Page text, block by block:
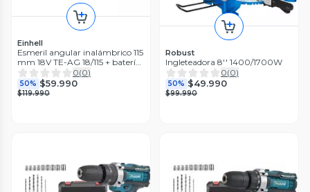
Einhell
Esmeril angular inalámbrico 115
mm 18V TE-AG 18/115 + batería
4Ah Einhell
0(0)
50% $59.990
$119.990
Robust
Ingleteadora 8'' 1400/1700W
0(0)
50% $49.990
$99.990